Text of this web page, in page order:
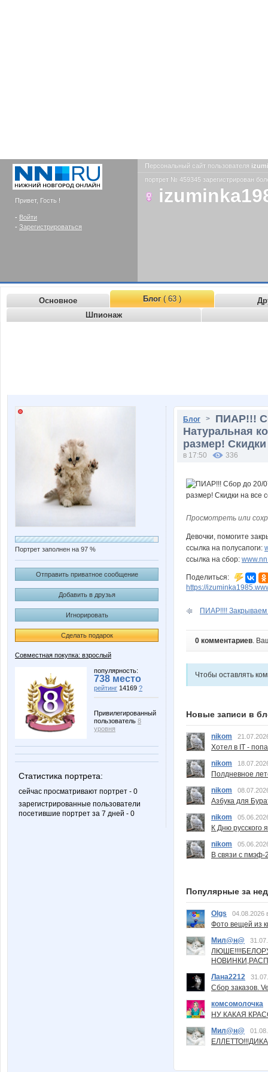
Привет, Гость !
- Войти
- Зарегистрироваться
Персональный сайт пользователя
портрет № 459345 зарегистрирован
Основное Блог( 63 )
Шпионаж
Портрет заполнен на 97 %
Отправить приватное сообщение
Добавить в друзья
Игнорировать
Сделать подарок
Совместная покупка: взрослый
популярность:
738 место
рейтинг 14169 ?
Привилегированный
пользователь 8
уровня
Статистика портрета:
сейчас просматривают портрет - 0
зарегистрированные пользователи
посетившие портрет за 7 дней - 0
Блог > ПИАР!!!
Натуральная
размер!
в 17:50 336
Просмотреть или
Девочки, помогите
ссылка на полусапоги:
ссылка на сбор:
Поделиться:
https://
ПИАР!!!!
0 комментариев.
Чтобы оставлять
Новые записи в
nikom
Хотел в IT -
nikom
Полдневное
nikom
Азбука для
nikom
К Дню русского
nikom
В связи с пмэф-
Популярные за
Olgs 04.08.2026
Фото вещей из
Мил@н@
Лана2212
Сбор заказов.
комсомолочка
НУ КАКАЯ
Мил@н@